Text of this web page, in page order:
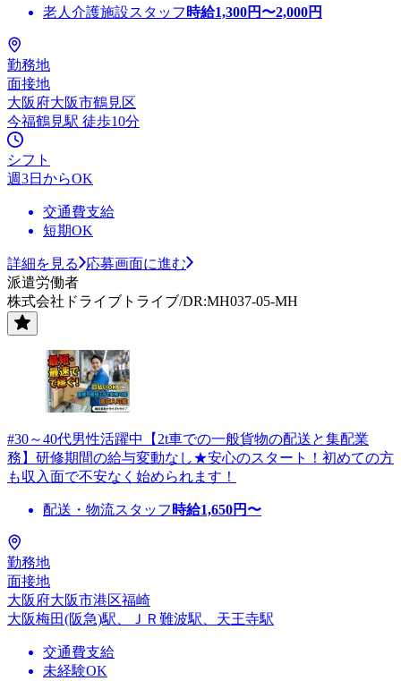
老人介護施設スタッフ 時給1,300円〜2,000円
勤務地
面接地
大阪府大阪市鶴見区
今福鶴見駅 徒歩10分
シフト
週3日からOK
交通費支給
短期OK
詳細を見る
応募画面に進む
派遣労働者
株式会社ドライブトライブ/DR:MH037-05-MH
#30～40代男性活躍中【2t車での一般貨物の配送と集配業
務】研修期間の給与変動なし★安心のスタート！初めての方
も収入面で不安なく始められます！
配送・物流スタッフ 時給1,650円〜
勤務地
面接地
大阪府大阪市港区福崎
大阪梅田(阪急)駅、ＪＲ難波駅、天王寺駅
交通費支給
未経験OK